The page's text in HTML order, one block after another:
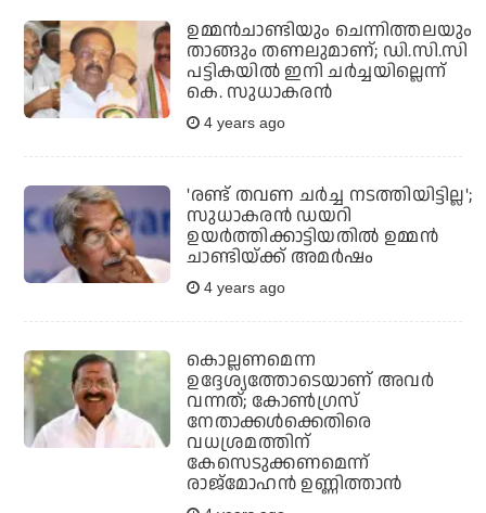
ഉമ്മന്‍ചാണ്ടിയും ചെന്നിത്തലയും
താങ്ങും തണലുമാണ്; ഡി.സി.സി
പട്ടികയില്‍ ഇനി ചര്‍ച്ചയില്ലെന്ന്
കെ. സുധാകരന്‍
4 years ago
'രണ്ട് തവണ ചര്‍ച്ച നടത്തിയിട്ടില്ല';
സുധാകരന്‍ ഡയറി
ഉയര്‍ത്തിക്കാട്ടിയതില്‍ ഉമ്മന്‍
ചാണ്ടിയ്ക്ക് അമര്‍ഷം
4 years ago
കൊല്ലണമെന്ന
ഉദ്ദേശ്യത്തോടെയാണ് അവര്‍
വന്നത്; കോണ്‍ഗ്രസ്
നേതാക്കള്‍ക്കെതിരെ
വധശ്രമത്തിന്
കേസെടുക്കണമെന്ന്
രാജ്മോഹന്‍ ഉണ്ണിത്താന്‍